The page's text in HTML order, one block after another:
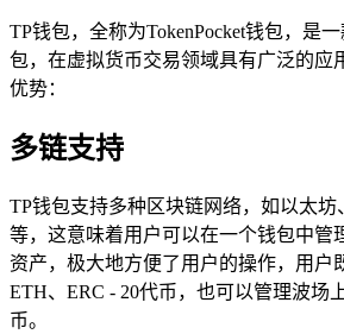
TP钱包，全称为TokenPocket钱包，是
包，在虚拟货币交易领域具有广泛的应
优势：
多链支持
TP钱包支持多种区块链网络，如以太
等，这意味着用户可以在一个钱包中管
资产，极大地方便了用户的操作，用户
ETH、ERC - 20代币，也可以管理波场
币。